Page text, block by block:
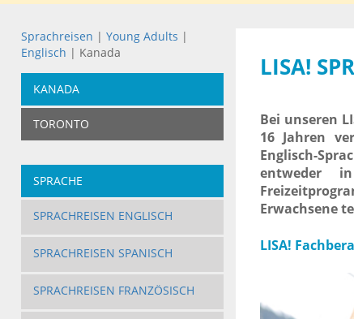
Sprachreisen | Young Adults |
Englisch | Kanada
KANADA
TORONTO
SPRACHE
SPRACHREISEN ENGLISCH
SPRACHREISEN SPANISCH
SPRACHREISEN FRANZÖSISCH
LISA!
Bei unseren
16 Jahren
Englisch-
entweder
Erwachsene
LISA!